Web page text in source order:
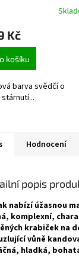
Kč
košíku
barva svědčí o
Hodnocení
popis
nabízí úžasnou
komplexní,
krabiček na
vůně
hladká,